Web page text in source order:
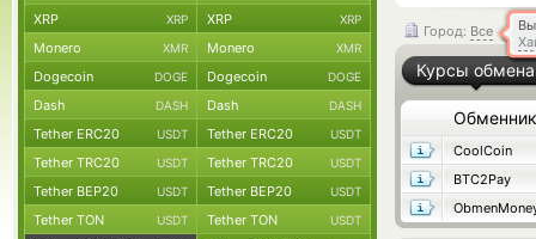
Город: Все
Курсы обмена
Обменник
CoolCoin
BTC2Pay
XRP XRP XRP XRP
Monero XMR Monero XMR
Dogecoin DOGE Dogecoin DOGE
Dash DASH Dash DASH
Tether ERC20 USDT Tether ERC20 USDT
Tether TRC20 USDT Tether TRC20 USDT
Tether BEP20 USDT Tether BEP20 USDT
Tether TON USDT Tether TON USDT